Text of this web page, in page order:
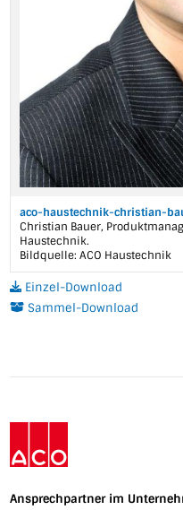
aco-haustechnik-christian-
Christian Bauer,
Haustechnik.
Bildquelle: ACO Haustechnik
Einzel-Download
Sammel-Download
Ansprechpartner im